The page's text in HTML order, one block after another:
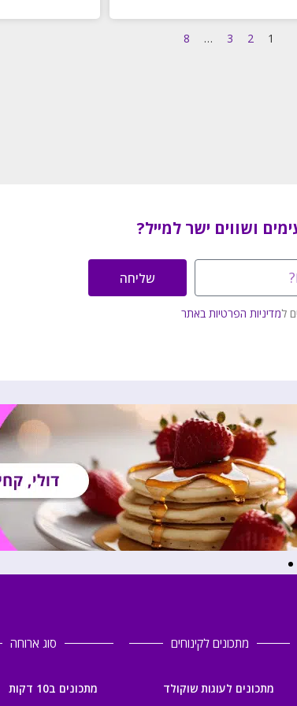
1
2
3
…
8
ושווים ישר למייל?
למדיניות הפרטיות באתר
שליחה
מתכונים לקינוחים
מתכונים לעוגות שוקולד
סוג ארוחה
מתכונים ב10 דקות